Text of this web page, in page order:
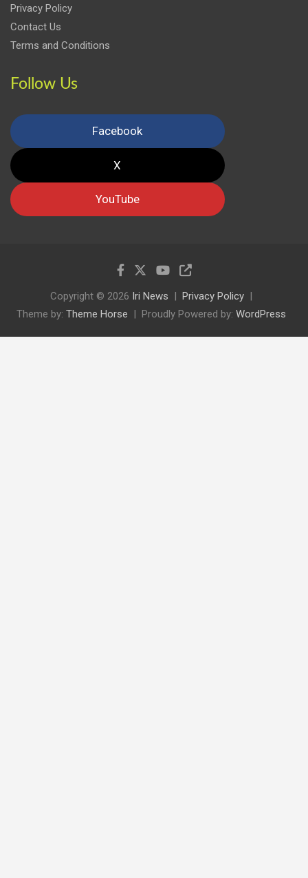
Privacy Policy
Contact Us
Terms and Conditions
Follow Us
Facebook
X
YouTube
Copyright © 2026 Iri News
Privacy Policy
Theme by: Theme Horse Proudly Powered by: WordPress